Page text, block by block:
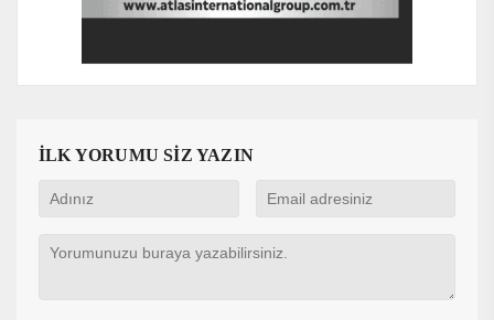
İLK YORUMU SİZ YAZIN